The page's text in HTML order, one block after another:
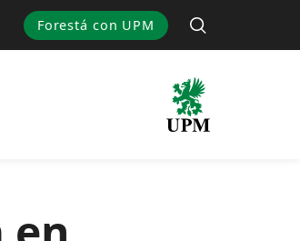
Forestá con UPM